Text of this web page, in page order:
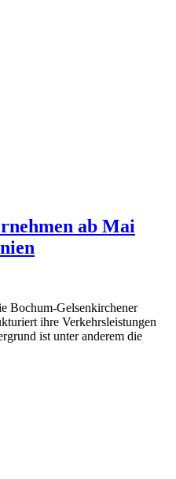
ab Mai
Bochum-Gelsenkirchener
ihre Verkehrsleistungen
ist unter anderem die